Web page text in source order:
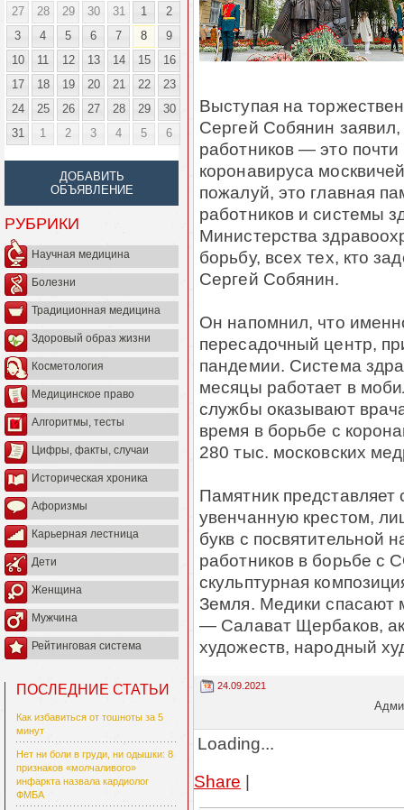
27
28 29 30 31 1
2
3
4 5 6 7 8
9
10
11 12 13 14 15
16
17
18 19 20 21 22
23
24
25 26 27 28 29
30
31
1 2 3 4 5 6
ДОБАВИТЬ
ОБЪЯВЛЕНИЕ
РУБРИКИ
Научная медицина
Болезни
Традиционная медицина
Здоровый образ жизни
Косметология
Медицинское право
Алгоритмы, тесты
Цифры, факты, случаи
Историческая хроника
Афоризмы
Карьерная лестница
Дети
Женщина
Мужчина
Рейтинговая система
ПОСЛЕДНИЕ СТАТЬИ
Как избавиться от тошноты за 5
минут
Нет ни боли в груди, ни одышки: 8
признаков «молчаливого»
инфаркта назвала кардиолог
ФМБА
Выступая на
Сергей Собянин заявил,
работников — это
коронавируса
пожалуй, это главная
работников и системы
Министерства
борьбу, всех тех, кто
Сергей Собянин.
Он напомнил, что
пересадочный центр,
пандемии. Система
месяцы работает в
службы оказывают
время в борьбе с
280 тыс. московских
Памятник
увенчанную крестом,
букв с посвятительной
работников в борьбе с
скульптурная
Земля. Медики спасают
— Салават Щербаков,
художеств, народный
24.09.2021
Loading...
Share |